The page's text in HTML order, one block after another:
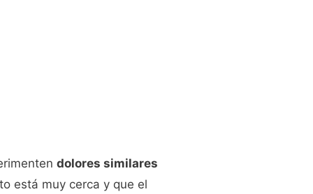
dolores similares
está muy cerca y que el